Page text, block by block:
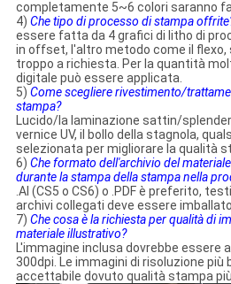
completamente 5~6 colori saranno
4) Che tipo di processo di stampa
essere fatta da 4 grafici di litho di
in offset, l'altro metodo come il flexo,
troppo a richiesta. Per la quantità
digitale può essere applicata.
5) Come scegliere rivestimento/
stampa?
Lucido/la laminazione sattin/
vernice UV, il bollo della stagnola,
selezionata per migliorare la qualità
6) Che formato dell'archivio del
durante la stampa della stampa nella
.AI (CS5 o CS6) o .PDF è preferito,
archivi collegati deve essere
7) Che cosa è la richiesta per qualità di
materiale illustrativo?
L'immagine inclusa dovrebbe essere
300dpi. Le immagini di risoluzione più
accettabile dovuto qualità stampa